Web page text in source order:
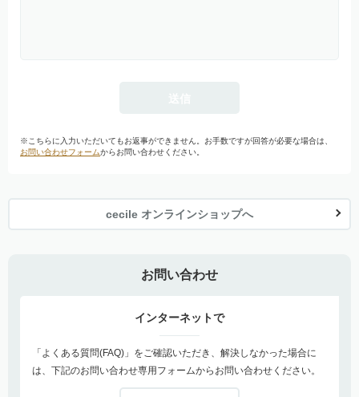
※こちらに入力いただいてもお返事ができません。お手数ですが回答が必要な場合は、
お問い合わせフォームからお問い合わせください。
cecile オンラインショップへ
お問い合わせ
インターネットで
「よくある質問(FAQ)」をご確認いただき、解決しなかった場合に
は、下記のお問い合わせ専用フォームからお問い合わせください。